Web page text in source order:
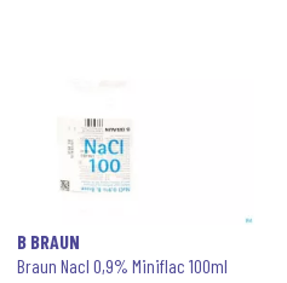
B BRAUN
Braun Nacl 0,9% Miniflac 100ml